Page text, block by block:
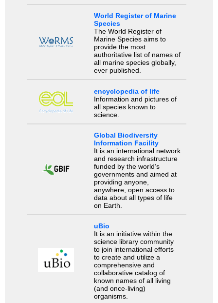
World Register of Marine
Species
The World Register of
Marine Species aims to
provide the most
authoritative list of names of
all marine species globally,
ever published.
encyclopedia of life
Information and pictures of
all species known to
science.
Global Biodiversity
Information Facility
It is an international network
and research infrastructure
funded by the world’s
governments and aimed at
providing anyone,
anywhere, open access to
data about all types of life
on Earth.
uBio
It is an initiative within the
science library community
to join international efforts
to create and utilize a
comprehensive and
collaborative catalog of
known names of all living
(and once-living)
organisms.